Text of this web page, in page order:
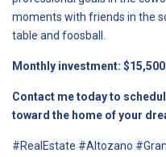
moments with friends in the
table and foosball.
Monthly investment:
Contact me today to
toward the home of your
#RealEstate #Altozano